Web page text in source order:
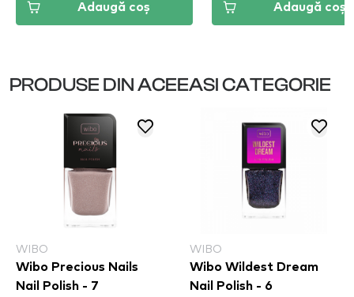
Adaugă coș Adaugă coș
PRODUSE DIN ACEEASI CATEGORIE
WIBO
Wibo Precious Nails
Nail Polish - 7
WIBO
Wibo Wildest Dream
Nail Polish - 6